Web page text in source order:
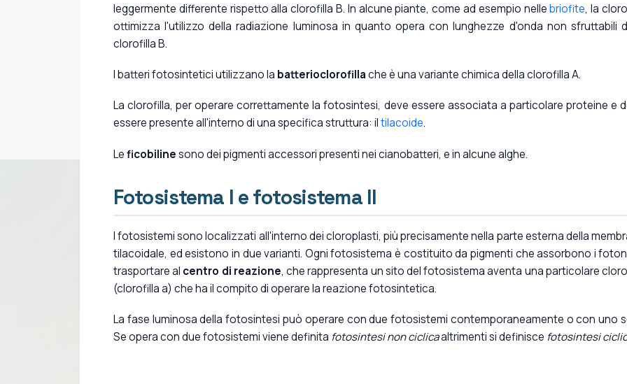
leggermente differente rispetto alla clorofilla B. In alcune piante, come ad esempio nellebriofite, la
ottimizza l'utilizzo della radiazione luminosa in quanto opera con lunghezze d'onda non sfruttabili
clorofilla B.
I batteri fotosintetici utilizzano la batterioclorofillache è una variante chimica della clorofilla A.
La clorofilla, per operare correttamente la fotosintesi, deve essere associata a particolare proteine e
essere presente all'interno di una specifica struttura: iltilacoide.
Leficobilinesono dei pigmenti accessori presenti nei cianobatteri, e in alcune alghe.
Fotosistema I e fotosistema II
I fotosistemi sono localizzati all'interno dei cloroplasti, più precisamente nella parte esterna della
tilacoidale, ed esistono in due varianti. Ogni fotosistema è costituito da pigmenti che assorbono i
trasportare al centro di reazione, che rappresenta un sito del fotosistema aventa una particolare
(clorofilla a) che ha il compito di operare la reazione fotosintetica.
La fase luminosa della fotosintesi può operare con due fotosistemi contemporaneamente o con uno
Se opera con due fotosistemi viene definita fotosintesi non ciclicaaltrimenti si definisce fotosintesi